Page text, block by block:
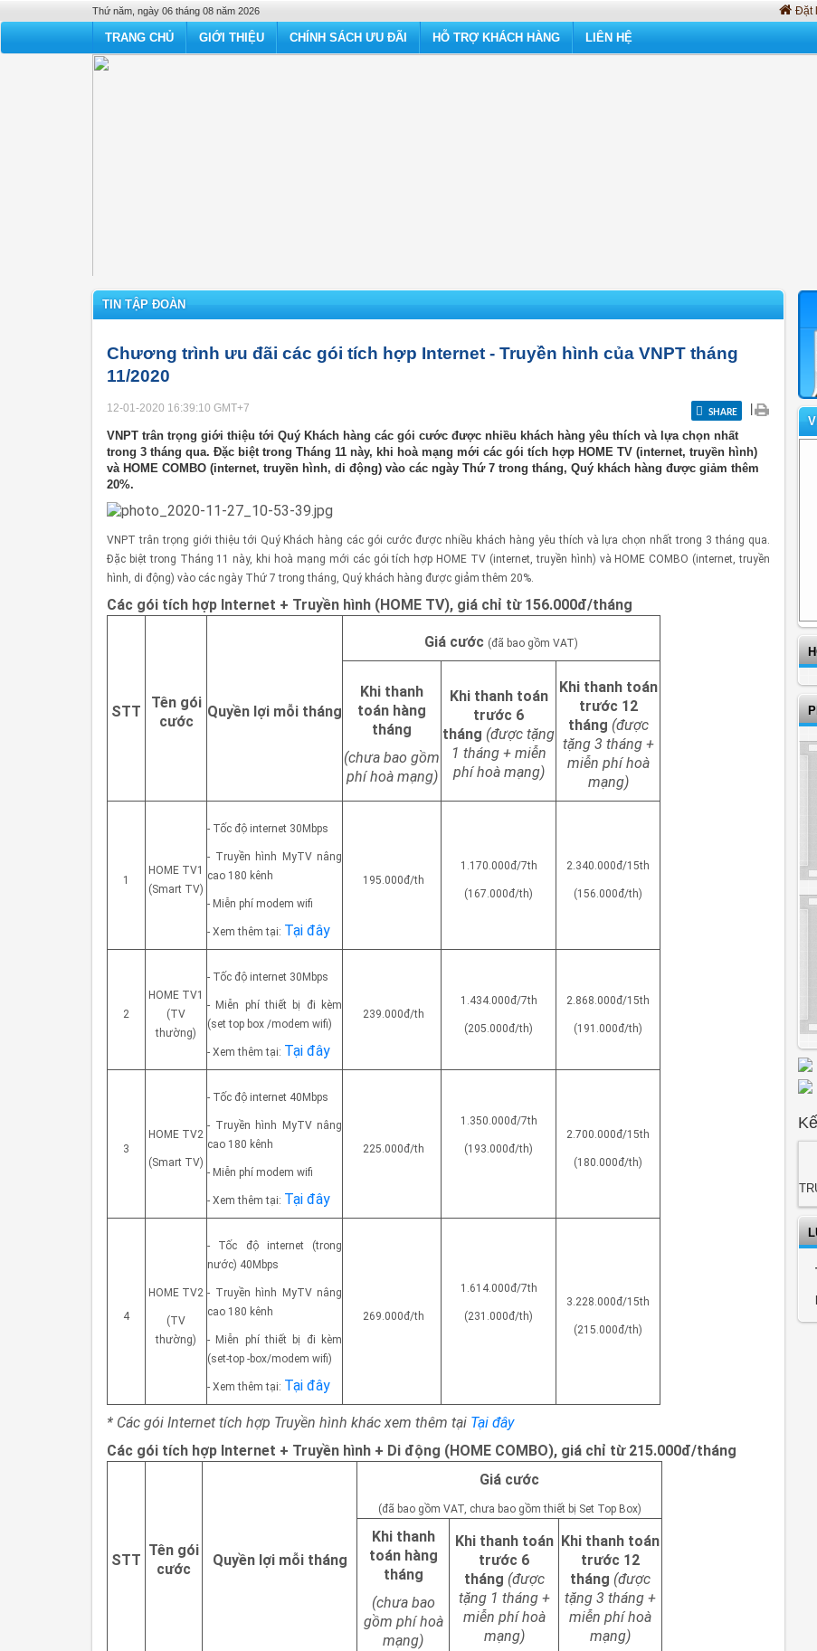
Thứ năm, ngày 06 tháng 08 năm 2026 Đặt
TRANG CHỦ GIỚI THIỆU CHÍNH SÁCH ƯU ĐÃI HỖ TRỢ KHÁCH HÀNG LIÊN HỆ
TIN TẬP ĐOÀN
Chương trình ưu đãi các gói tích hợp Internet - Truyền hình của VNPT tháng
11/2020
12-01-2020 16:39:10 GMT+7 SHARE
VNPT trân trọng giới thiệu tới Quý Khách hàng các gói cước được nhiều khách hàng yêu thích và lựa chọn nhất
trong 3 tháng qua. Đặc biệt trong Tháng 11 này, khi hoà mạng mới các gói tích hợp HOME TV (internet, truyền hình)
và HOME COMBO (internet, truyền hình, di động) vào các ngày Thứ 7 trong tháng, Quý khách hàng được giảm thêm
20%.
VNPT trân trọng giới thiệu tới Quý Khách hàng các gói cước được nhiều khách hàng yêu thích và lựa chọn nhất trong 3 tháng qua.
Đặc biệt trong Tháng 11 này, khi hoà mạng mới các gói tích hợp HOME TV (internet, truyền hình) và HOME COMBO (internet, truyền
hình, di động) vào các ngày Thứ 7 trong tháng, Quý khách hàng được giảm thêm 20%.
Các gói tích hợp Internet + Truyền hình (HOME TV), giá chỉ từ 156.000đ/tháng
STT
Tên gói
cước
Quyền lợi mỗi tháng
Giá cước (đã bao gồm VAT)
Khi thanh
toán hàng
tháng
(chưa bao gồm
phí hoà mạng)
Khi thanh toán
trước 6
tháng (được tặng
1 tháng + miễn
phí hoà mạng)
Khi thanh toán
trước 12
tháng (được
tặng 3 tháng +
miễn phí hoà
mạng)
1
HOME TV1
(Smart TV)
- Tốc độ internet 30Mbps
- Truyền hình MyTV nâng
cao 180 kênh
- Miễn phí modem wifi
- Xem thêm tại: Tại đây
195.000đ/th
1.170.000đ/7th
(167.000đ/th)
2.340.000đ/15th
(156.000đ/th)
2
HOME TV1
(TV
thường)
- Tốc độ internet 30Mbps
- Miễn phí thiết bị đi kèm
(set top box /modem wifi)
- Xem thêm tại: Tại đây
239.000đ/th
1.434.000đ/7th
(205.000đ/th)
2.868.000đ/15th
(191.000đ/th)
3
HOME TV2
(Smart TV)
- Tốc độ internet 40Mbps
- Truyền hình MyTV nâng
cao 180 kênh
- Miễn phí modem wifi
- Xem thêm tại: Tại đây
225.000đ/th
1.350.000đ/7th
(193.000đ/th)
2.700.000đ/15th
(180.000đ/th)
4
HOME TV2
(TV
thường)
- Tốc độ internet (trong
nước) 40Mbps
- Truyền hình MyTV nâng
cao 180 kênh
- Miễn phí thiết bị đi kèm
(set-top -box/modem wifi)
- Xem thêm tại: Tại đây
269.000đ/th
1.614.000đ/7th
(231.000đ/th)
3.228.000đ/15th
(215.000đ/th)
* Các gói Internet tích hợp Truyền hình khác xem thêm tại Tại đây
Các gói tích hợp Internet + Truyền hình + Di động (HOME COMBO), giá chỉ từ 215.000đ/tháng
STT
Tên gói
cước
Quyền lợi mỗi tháng
Giá cước
(đã bao gồm VAT, chưa bao gồm thiết bị Set Top Box)
Khi thanh
toán hàng
tháng
(chưa bao
gồm phí hoà
mạng)
Khi thanh toán
trước 6
tháng (được
tặng 1 tháng +
miễn phí hoà
mạng)
Khi thanh toán
trước 12
tháng (được
tặng 3 tháng +
miễn phí hoà
mạng)